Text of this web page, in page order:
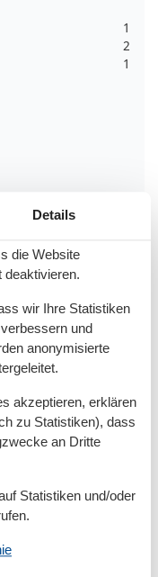
1
2
1
Details
die Website
deaktivieren.
wir Ihre Statistiken
und
anonymisierte
akzeptieren, erklären
zu Statistiken), dass
an Dritte
Statistiken und/oder